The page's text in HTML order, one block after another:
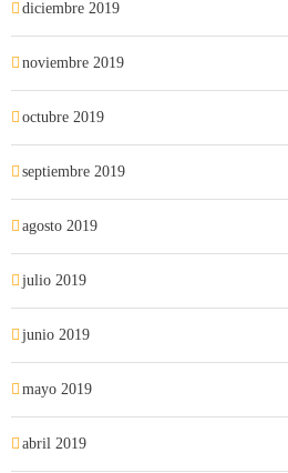
diciembre 2019
noviembre 2019
octubre 2019
septiembre 2019
agosto 2019
julio 2019
junio 2019
mayo 2019
abril 2019